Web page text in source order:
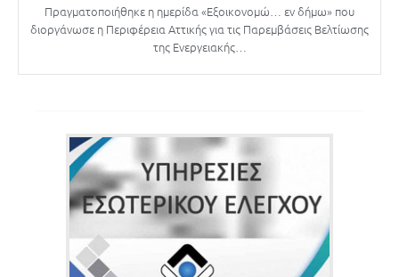
Πραγματοποιήθηκε η ημερίδα «Εξοικονομώ… εν δήμω» που
διοργάνωσε η Περιφέρεια Αττικής για τις Παρεμβάσεις Βελτίωσης
της Ενεργειακής…